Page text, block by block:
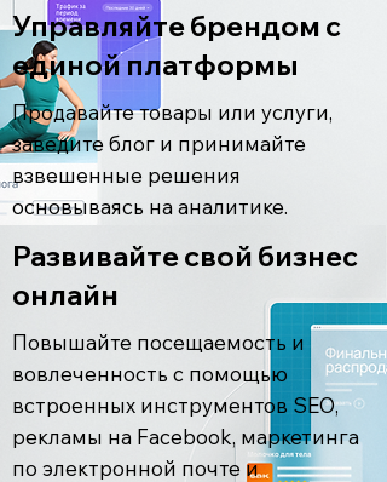
Создать сайт
Управляйте брендом с
единой платформы
Продавайте товары или услуги,
заведите блог и принимайте
взвешенные решения
основываясь на аналитике.
Создать сайт
Развивайте свой бизнес
онлайн
Повышайте посещаемость и
вовлеченность с помощью
встроенных инструментов SEO,
рекламы на Facebook, маркетинга
по электронной почте и